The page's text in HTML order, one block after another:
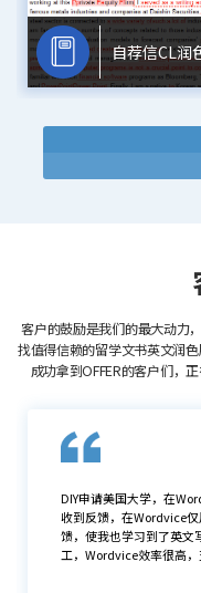
自荐信CL润
客户的鼓励是我们的最大动力
找值得信赖的留学文书英文润色
成功拿到OFFER的客户们，
很感谢，编辑很迅速，
导致我的留学文书没有
在deadline前出稿了。希
过，我个人感觉比报班方